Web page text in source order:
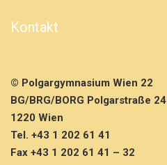
Kontakt
© Polgargymnasium Wien 22
BG/BRG/BORG Polgarstraße 24
1220 Wien
Tel. +43 1 202 61 41
Fax +43 1 202 61 41 – 32